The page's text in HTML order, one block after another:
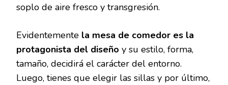
soplo de aire fresco y transgresión.
Evidentemente la mesa de comedor es la
protagonista del diseño y su estilo, forma,
tamaño, decidirá el carácter del entorno.
Luego, tienes que elegir las sillas y por último,